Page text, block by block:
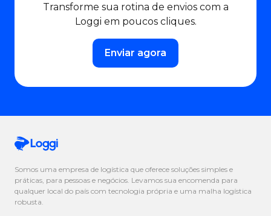
Transforme sua rotina de envios com a
Loggi em poucos cliques.
Enviar agora
Somos uma empresa de logística que oferece soluções simples e
práticas, para pessoas e negócios. Levamos sua encomenda para
qualquer local do país com tecnologia própria e uma malha logística
robusta.